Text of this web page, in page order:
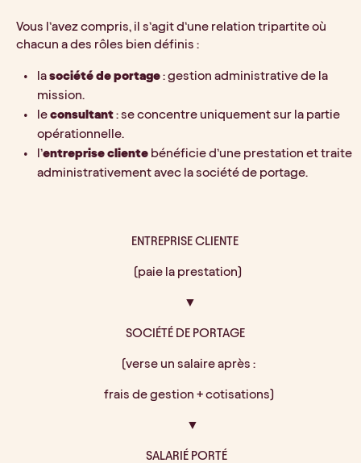
Vous l’avez compris, il s’agit d’une relation tripartite où
chacun a des rôles bien définis :
la société de portage : gestion administrative de la
mission.
le consultant : se concentre uniquement sur la partie
opérationnelle.
l’entreprise cliente bénéficie d’une prestation et traite
administrativement avec la société de portage.
ENTREPRISE CLIENTE
(paie la prestation)
▼
SOCIÉTÉ DE PORTAGE
(verse un salaire après :
frais de gestion + cotisations)
▼
SALARIÉ PORTÉ